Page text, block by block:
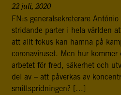
22 juli, 2020
FN:s generalsekreterare
stridande parter i hela världen
att allt fokus kan hamna på
coronaviruset. Men hur kommer
arbetet för fred, säkerhet och
del av – att påverkas av
smittspridningen? […]